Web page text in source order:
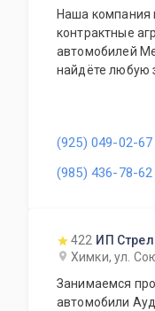
Наша компания продаёт
контрактные
автомобилей
найдёте любую
(925) 049-02-67
(985) 436-78-62
422 ИП
Химки, ул.
Занимаемся
автомобили